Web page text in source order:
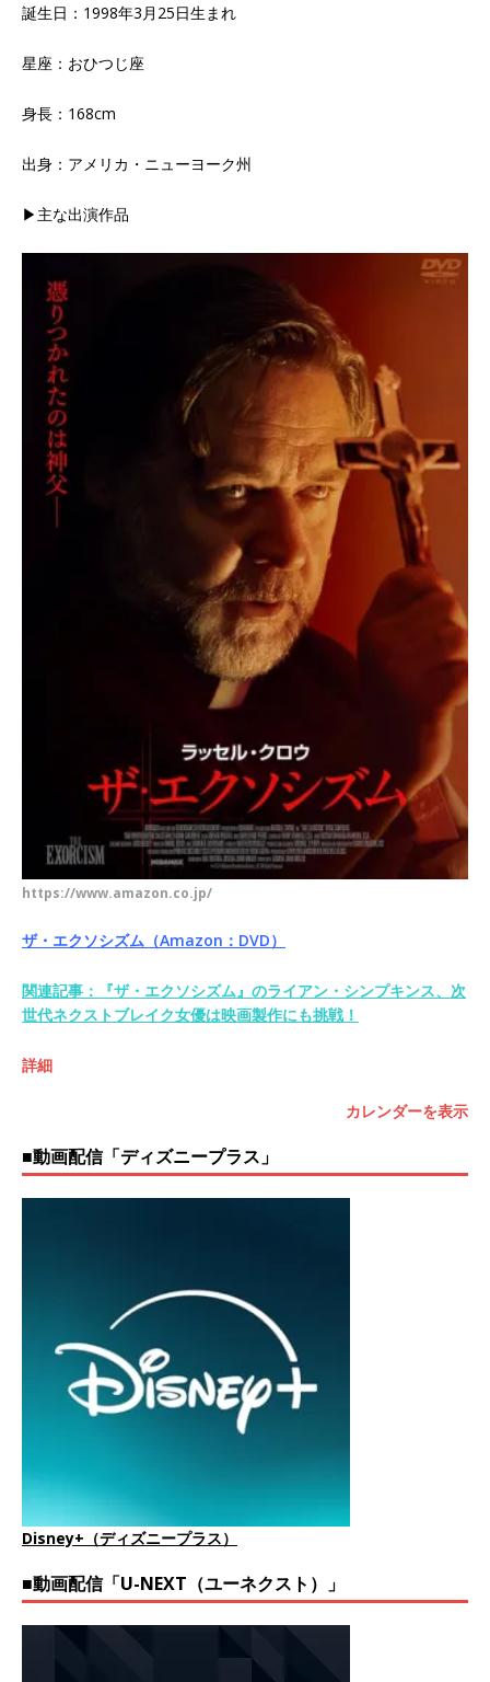
誕生日：1998年3月25日生まれ
星座：おひつじ座
身長：168cm
出身：アメリカ・ニューヨーク州
▶主な出演作品
https://www.amazon.co.jp/
ザ・エクソシズム（Amazon：DVD）
関連記事：『ザ・エクソシズム』のライアン・シンプキンス、次
世代ネクストブレイク女優は映画製作にも挑戦！
詳細
カレンダーを表示
■動画配信「ディズニープラス」
Disney+（ディズニープラス）
■動画配信「U-NEXT（ユーネクスト）」